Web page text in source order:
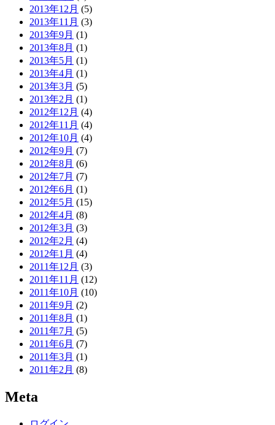
2013年12月 (5)
2013年11月 (3)
2013年9月 (1)
2013年8月 (1)
2013年5月 (1)
2013年4月 (1)
2013年3月 (5)
2013年2月 (1)
2012年12月 (4)
2012年11月 (4)
2012年10月 (4)
2012年9月 (7)
2012年8月 (6)
2012年7月 (7)
2012年6月 (1)
2012年5月 (15)
2012年4月 (8)
2012年3月 (3)
2012年2月 (4)
2012年1月 (4)
2011年12月 (3)
2011年11月 (12)
2011年10月 (10)
2011年9月 (2)
2011年8月 (1)
2011年7月 (5)
2011年6月 (7)
2011年3月 (1)
2011年2月 (8)
Meta